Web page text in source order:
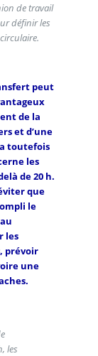
de travail
définir les
peut
de la
et d’une
toutefois
les
de 20 h.
que
le
les
prévoir
une
les